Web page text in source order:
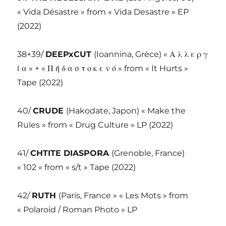
« Vida Désastre » from « Vida Desastre » EP
(2022)
38+39/ DEEPxCUT (Ioannina, Grèce) « Α λ λ ε ρ γ
ί α » + « Π ή δ α σ τ ο κ ε ν ό » from « It Hurts »
Tape (2022)
40/CRUDE (Hakodate, Japon) « Make the
Rules » from « Drug Culture » LP (2022)
41/CHTITE DIASPORA (Grenoble, France)
« 102 » from « s/t » Tape (2022)
42/ RUTH (Paris, France » « Les Mots » from
« Polaroïd / Roman Photo » LP